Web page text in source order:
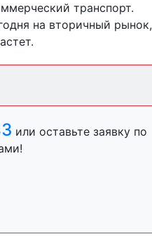
транспорт.
на вторичный рынок,
или оставьте заявку по